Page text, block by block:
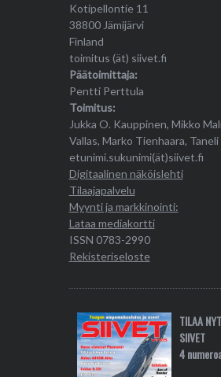
Kotipellontie 11
38800 Jämijärvi
Finland
toimitus (ät) siivet.fi
Päätoimittaja:
Pentti Perttula
Toimitus:
Jukka O. Kauppinen, Mikko
Vallas, Marko Tienhaara, Taneli
etunimi.sukunimi(ät)siivet.fi
Digitaalinen näköislehti
Tilaajapalvelu
Myynti ja markkinointi:
Lataa mediakortti
ISSN 0783-2990
Rekisteriseloste
TILAA NYT
SIIVET
4